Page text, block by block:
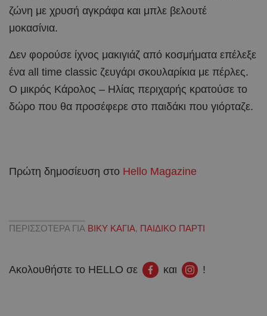
ζώνη με χρυσή αγκράφα και μπλε βελουτέ
μοκασίνια.
Δεν φορούσε ίχνος μακιγιάζ από κοσμήματα επέλεξε
ένα all time classic ζευγάρι σκουλαρίκια με πέρλες.
Ο μικρός Κάρολος – Ηλίας περιχαρής κρατούσε το
δώρο που θα προσέφερε στο παιδάκι που γιόρταζε.
Πρώτη δημοσίευση στο Hello Magazine
ΠΕΡΙΣΣΟΤΕΡΑ ΓΙΑ ΒΙΚΥ ΚΑΓΙΑ, ΠΑΙΔΙΚΟ ΠΑΡΤΙ
Ακολουθήστε το HELLO σε και !